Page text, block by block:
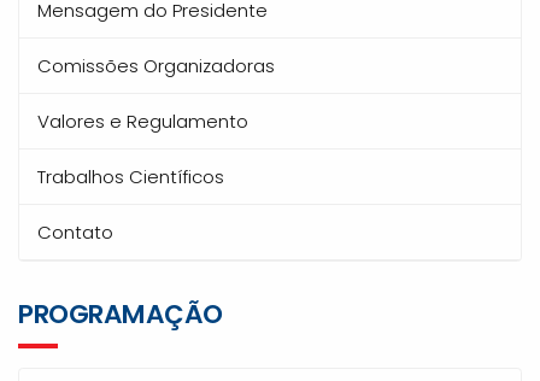
Mensagem do Presidente
Comissões Organizadoras
Valores e Regulamento
Trabalhos Científicos
Contato
PROGRAMAÇÃO